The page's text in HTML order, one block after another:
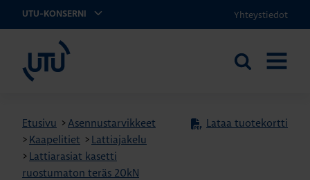
UTU-KONSERNI Yhteystiedot
Etsi
Etusivu >Asennustarvikkeet
> Kaapelitiet > Lattiajakelu
> Lattiarasiat kasetti
ruostumaton teräs 20kN
Lataa tuotekortti